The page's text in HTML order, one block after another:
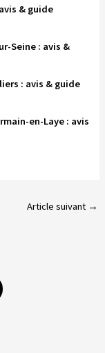
& guide
Seine : avis &
: avis & guide
en-Laye : avis
Article suivant →